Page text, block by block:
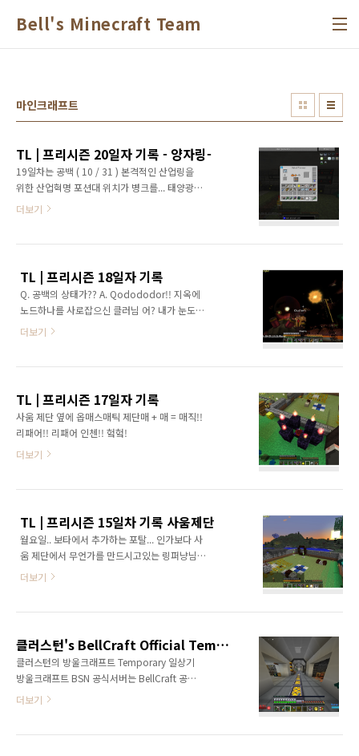
Bell's Minecraft Team
마인크래프트
TL | 프리시즌 20일자 기록 - 양자링-
19일차는 공백 ( 10 / 31 ) 본격적인 산업링을
위한 산업혁명 포션대 위치가 병크를... 태양광
발전시설 6차, 인태리어까지 완공총 860*6 RF
주가 바닥이다 퀸텀링을 나무농장이랑 AE실에
한쌍 설치 그리고 퀸텀 링크 체임버에 넣을 특이
점 만들 준비를 해줍니다. 그사이에 산업혁명...
ㄷㄷ해 특이점이랑 앤더가루 준비 완료..이 둘을
나오는데기발한 아이디어를 생각해냅니다. = 가
할로윈데이라고 산업의 민패짓...방어가 무려..
더보기
TL | 프리시즌 18일자 기록
Q. 공백의 상태가?? A. Qodododor!! 지옥에
노드하나를 사로잡으신 클러님 어? 내가 눈도장
찍어둔건데..... 주륵. 지열발전용 용암 충분 그세
더보기
TL | 프리시즌 17일자 기록
사움 제단 옆에 옵매스매틱 제단매 + 매 = 매직!!
리패어!! 리패어 인첸!! 헠헠!
더보기
TL | 프리시즌 15일차 기록 사움제단
월요일.. 보타에서 추가하는 포탈... 인가보다 사
움 제단에서 무언가를 만드시고있는 링퍼냥님
관전 (2) 네더오어 모드 추가될 때 같이 추가된
버 사움탑 클러스턴워프좀비 다운 어마무시한
제단크기, 머리숫자 그 많은 머리중 가장 하이라
이트는 이것. 빼애애애애액-! 사움실과 AE실을
양자링으로 이으셨음 제 집도 나무농장이랑 중
떨까 생각중.. 그리고 다른방들 구석구석을 살펴
더보기
클러스턴's BellCraft Official Temporay Server 일상기 #5 ~종합보고~
클러스턴의 방울크래프트 Temporary 일상기
방울크래프트 BSN 공식서버는 BellCraft 공식
홈페이지(http://bc.softbell.net/) 에 회원가입
더보기